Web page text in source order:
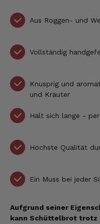
Aus Roggen- und
Vollständig
Knusprig und
und Kräuter
Hält sich lange -
Höchste Qualität
Ein Muss bei jeder
Aufgrund seiner
kann Schüttelbrot trotz